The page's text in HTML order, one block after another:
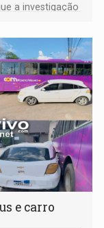
a investigação
e carro